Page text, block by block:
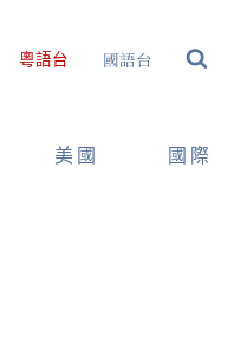
粵語台 國語台
美國 國際